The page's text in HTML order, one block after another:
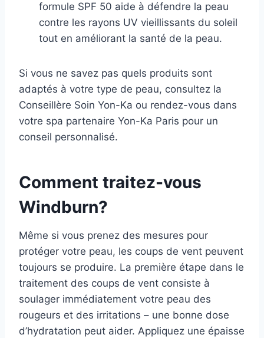
formule SPF 50 aide à défendre la peau
contre les rayons UV vieillissants du soleil
tout en améliorant la santé de la peau.
Si vous ne savez pas quels produits sont
adaptés à votre type de peau, consultez la
Conseillère Soin Yon-Ka ou rendez-vous dans
votre spa partenaire Yon-Ka Paris pour un
conseil personnalisé.
Comment traitez-vous
Windburn?
Même si vous prenez des mesures pour
protéger votre peau, les coups de vent peuvent
toujours se produire. La première étape dans le
traitement des coups de vent consiste à
soulager immédiatement votre peau des
rougeurs et des irritations – une bonne dose
d’hydratation peut aider. Appliquez une épaisse